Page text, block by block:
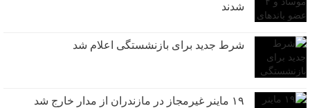
شدند
شرط جدید برای بازنشستگی اعلام شد
۱۹ ماینر غیرمجاز در مازندران از مدار خارج شد